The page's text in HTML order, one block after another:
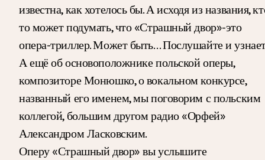
известна, как хотелось бы. А исходя из названия,
то может подумать, что «Страшный двор»-это
опера-триллер. Может быть… Послушайте и
А ещё об основоположнике польской оперы,
композиторе Монюшко, о вокальном конкурсе,
названный его именем, мы поговорим с польским
коллегой, большим другом радио «Орфей»
Александром Ласковским.
Оперу «Страшный двор» вы услышите